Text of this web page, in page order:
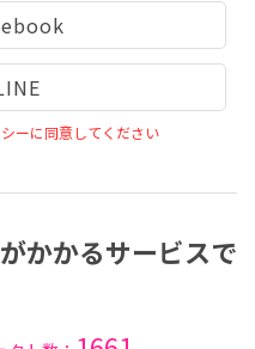
ーに同意してください
かかるサービスで